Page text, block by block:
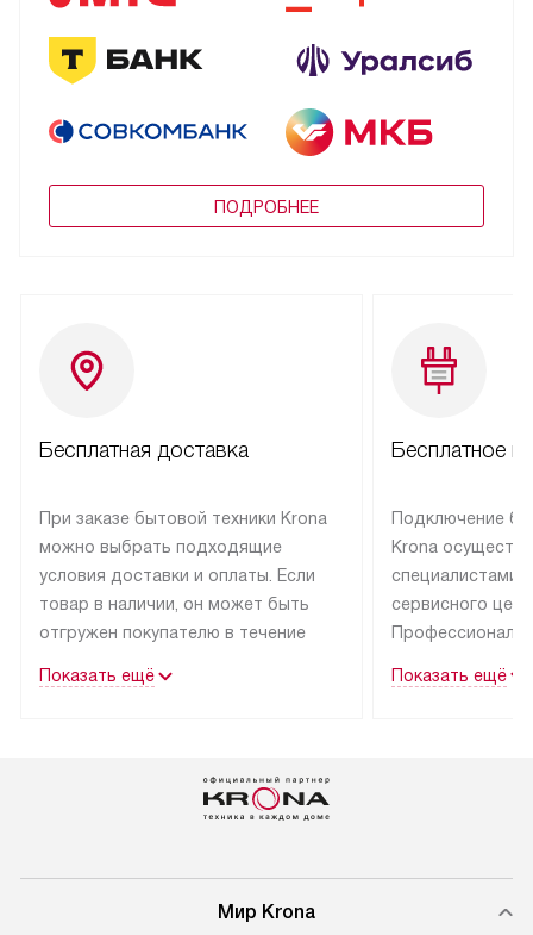
ПОДРОБНЕЕ
Бесплатная доставка
При заказе бытовой техники Krona
можно выбрать подходящие
условия доставки и оплаты. Если
товар в наличии, он может быть
отгружен покупателю в течение
оплачивается дополнительно.
Возможна доставка товаров
Показать ещё
Бесплатное
Подключение
Krona
специалистами
сервисного
эксплуатации
Показать ещё
Мир Krona